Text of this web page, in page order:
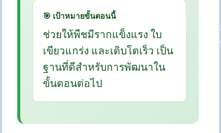
🎯 เป้าหมายขั้นตอนนี้
ช่วยให้พืชมีรากแข็งแรง ใบ
เขียวแกร่ง และเติบโตเร็ว เป็น
ฐานที่ดีสำหรับการพัฒนาใน
ขั้นตอนต่อไป